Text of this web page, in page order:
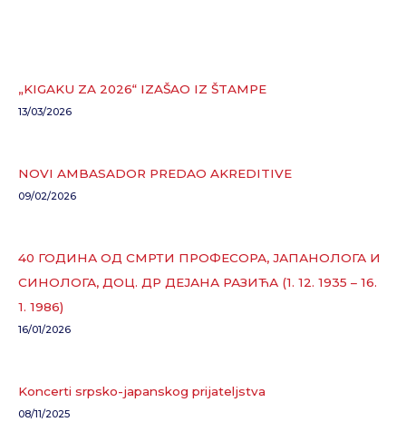
„KIGAKU ZA 2026“ IZAŠAO IZ ŠTAMPE
13/03/2026
NOVI AMBASADOR PREDAO AKREDITIVE
09/02/2026
40 ГОДИНА ОД СМРТИ ПРОФЕСОРА, ЈАПАНОЛОГА И
СИНОЛОГА, ДОЦ. ДР ДЕЈАНА РАЗИЋА (1. 12. 1935 – 16.
1. 1986)
16/01/2026
Koncerti srpsko-japanskog prijateljstva
08/11/2025